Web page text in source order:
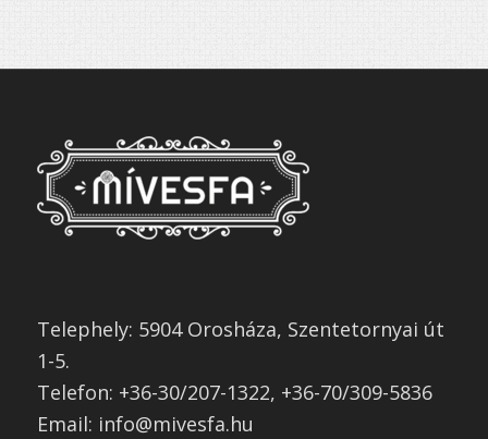
Telephely: 5904 Orosháza, Szentetornyai út
1-5.
Telefon: +36-30/207-1322, +36-70/309-5836
Email: info@mivesfa.hu